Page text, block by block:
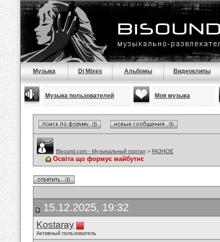
Музыка Dj Mixes Альбомы Видеоклипы
Музыка пользователей Моя музыка
Bisound.com - Музыкальный портал > РАЗНОЕ
Освіта що формує майбутнє
15.12.2025, 19:32
Kostaray
Активный пользователь